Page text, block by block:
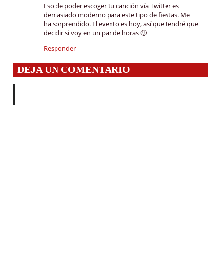
Eso de poder escoger tu canción vía Twitter es
demasiado moderno para este tipo de fiestas. Me
ha sorprendido. El evento es hoy, así que tendré que
decidir si voy en un par de horas 🙂
Responder
DEJA UN COMENTARIO